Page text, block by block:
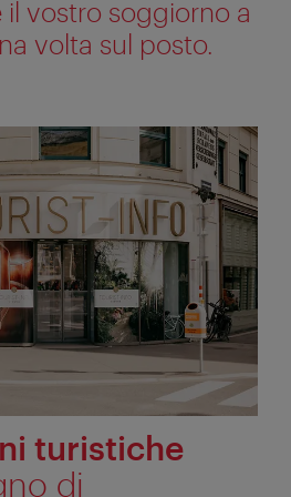
vostro soggiorno a
volta sul posto.
turistiche
di